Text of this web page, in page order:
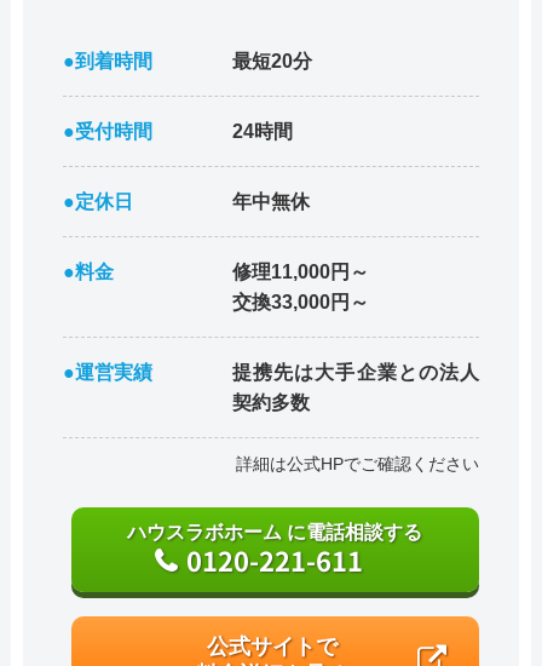
●到着時間 最短20分
●受付時間 24時間
●定休日 年中無休
●料金
修理11,000円～
交換33,000円～
●運営実績
提携先は大手企業との法人
契約多数
詳細は公式HPでご確認ください
ハウスラボホーム に電話相談する
0120-221-611
公式サイトで